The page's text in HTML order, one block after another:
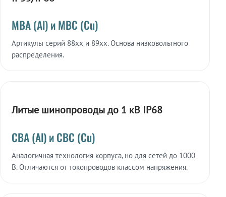
МВА (Al) и МВС (Cu)
Артикулы серий 88xx и 89xx. Основа низковольтного
распределения.
Литые шинопроводы до 1 кВ IP68
СВА (Al) и СВС (Cu)
Аналогичная технология корпуса, но для сетей до 1000
В. Отличаются от токопроводов классом напряжения.